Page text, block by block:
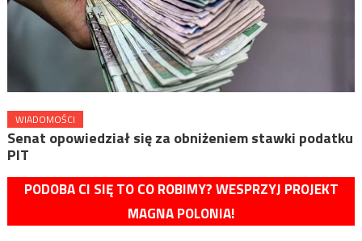
WIADOMOŚCI
Senat opowiedział się za obniżeniem stawki podatku
PIT
PODOBA CI SIĘ TO CO ROBIMY? WESPRZYJ PROJEKT
MAGNA POLONIA!